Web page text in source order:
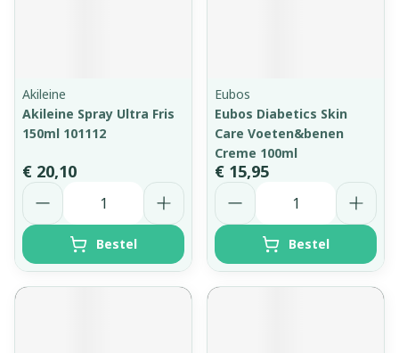
Akileine
Akileine Spray Ultra Fris
150ml 101112
€ 20,10
Aantal
Bestel
Eubos
Eubos Diabetics Skin
Care Voeten&benen
Creme 100ml
€ 15,95
Aantal
Bestel